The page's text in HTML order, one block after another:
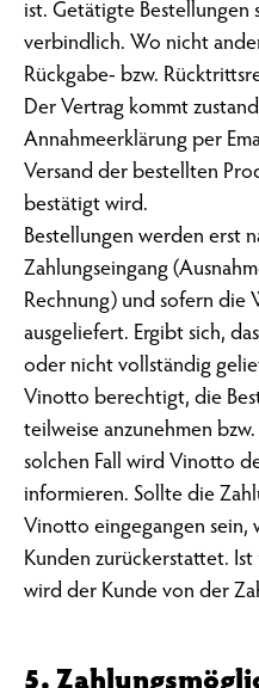
ist. Getätigte Bestellungen
verbindlich. Wo nicht
Rückgabe- bzw.
Der Vertrag kommt
Annahmeerklärung per
Versand der bestellten
bestätigt wird.
Bestellungen werden erst
Zahlungseingang
Rechnung) und sofern die
ausgeliefert. Ergibt sich,
oder nicht vollständig
Vinotto berechtigt, die
teilweise anzunehmen
solchen Fall wird Vinotto
informieren. Sollte die
Vinotto eingegangen sein,
Kunden zurückerstattet.
wird der Kunde von der
5.